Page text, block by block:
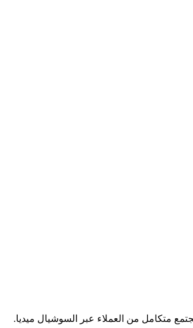
متكامل من العملاء عبر السوشيال ميديا.